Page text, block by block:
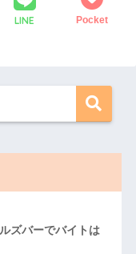
LINE Pocket
ズバーでバイトは